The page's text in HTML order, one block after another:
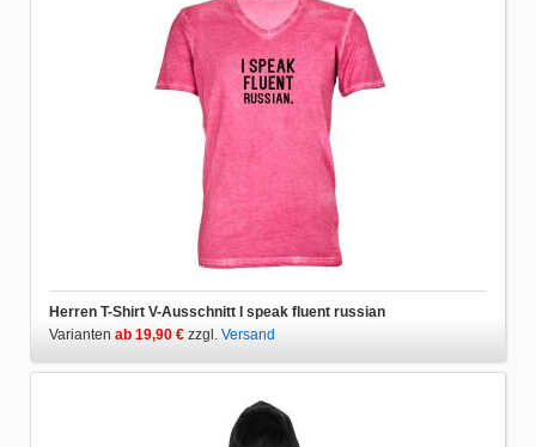
Herren T-Shirt V-Ausschnitt I speak fluent russian
Varianten ab 19,90 € zzgl. Versand